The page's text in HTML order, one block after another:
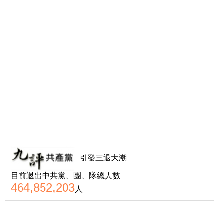
引發三退大潮
目前退出中共黨、團、隊總人數
464,852,203人